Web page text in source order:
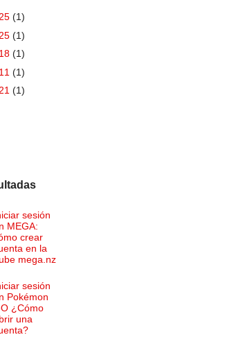
(1)
(1)
(1)
(1)
(1)
sesión
MEGA:
crear
en la
mega.nz
sesión
Pokémon
¿Cómo
una